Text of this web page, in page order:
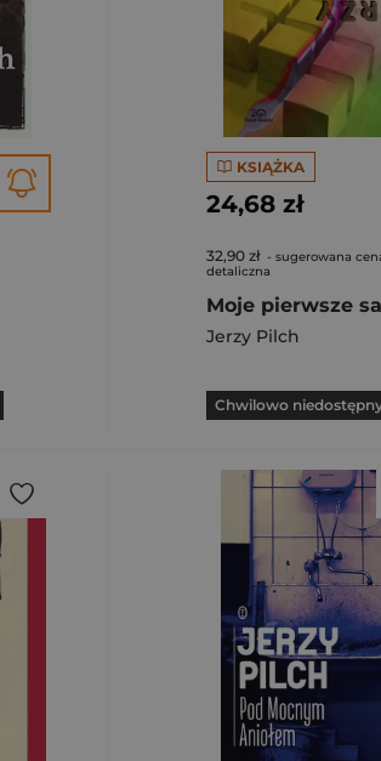
KSIĄŻKA
24,68 zł
32,90 zł - sugerowana
detaliczna
Jerzy Pilch
Chwilowo